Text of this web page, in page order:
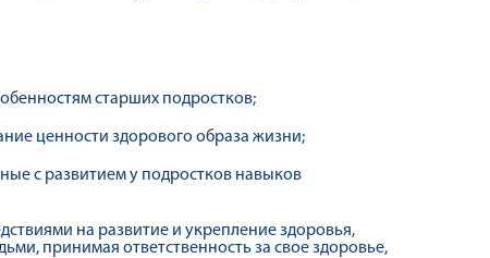
старших подростков;
ценности здорового образа жизни;
с развитием у подростков навыков
на развитие и укрепление здоровья,
принимая ответственность за свое здоровье,